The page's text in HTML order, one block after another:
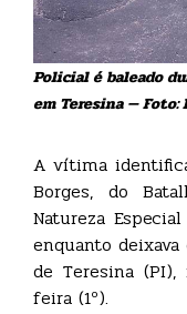
Policial é baleado
em Teresina — Foto:
A vítima
Borges, do
Natureza
enquanto
de Teresina
feira (1º).